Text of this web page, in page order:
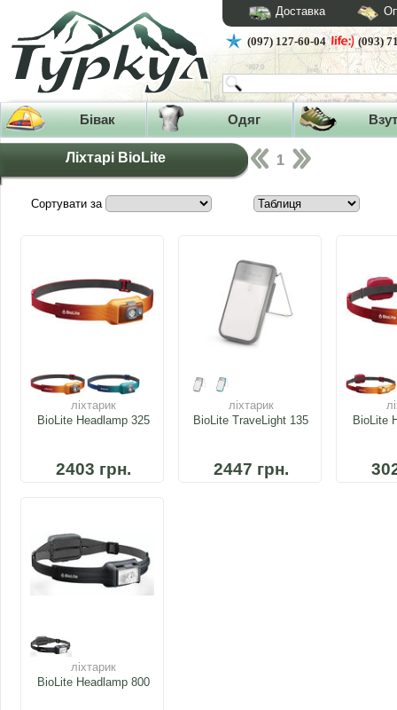
Доставка
(097) 127-60-04 (093)
Бівак Одяг
Ліхтарі BioLite 1
Сортувати за
ліхтарик
BioLite Headlamp 325
2403 грн.
ліхтарик
BioLite TraveLight 135
2447 грн.
BioLite
ліхтарик
BioLite Headlamp 800